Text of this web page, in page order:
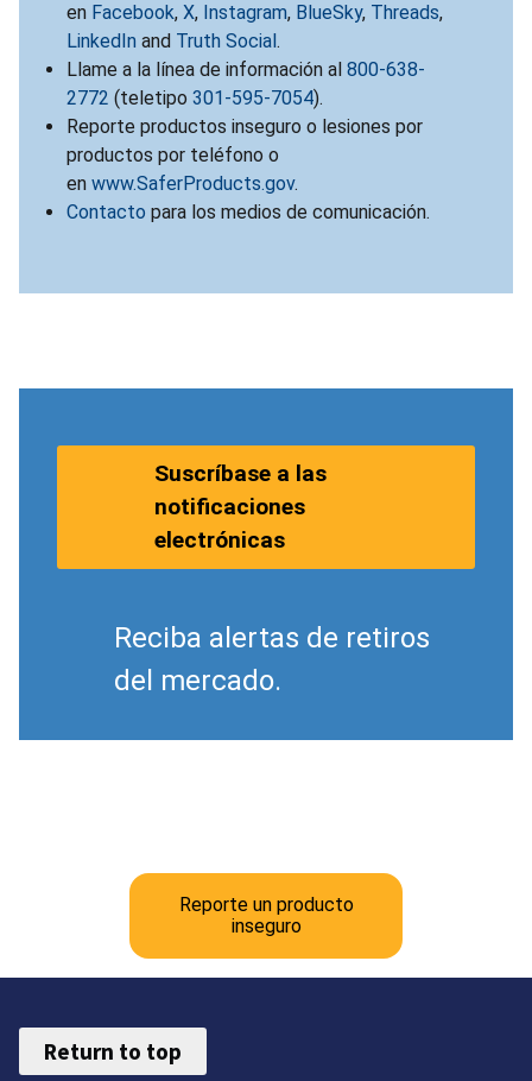
en Facebook, X, Instagram, BlueSky, Threads,
LinkedIn and Truth Social.
Llame a la línea de información al 800-638-
2772 (teletipo 301-595-7054).
Reporte productos inseguro o lesiones por
productos por teléfono o
en www.SaferProducts.gov.
Contacto para los medios de comunicación.
Suscríbase a las
notificaciones
electrónicas
Reciba alertas de retiros
del mercado.
Reporte un producto
inseguro
Return to top